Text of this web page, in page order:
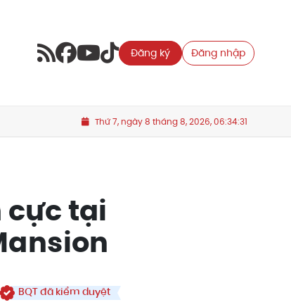
Đăng ký Đăng nhập
Thứ 7, ngày 8 tháng 8, 2026, 06:34:33
cực tại
BQT đã kiểm duyệt